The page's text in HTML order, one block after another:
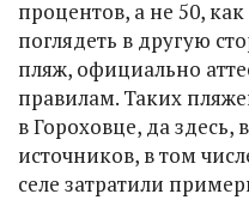
процентов, а не 50,
поглядеть в другую
пляж, официально
правилам. Таких
в Гороховце, да
источников, в том
селе затратили